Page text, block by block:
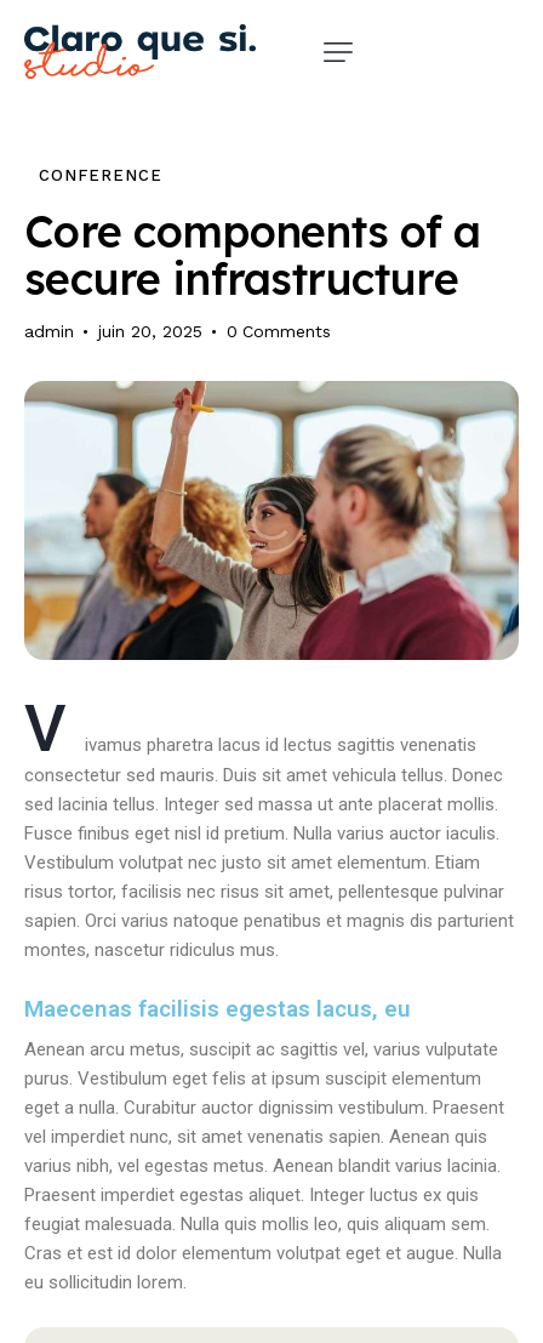
CONFERENCE
Core components of a
secure infrastructure
admin juin 20, 2025 0 Comments
V
ivamus pharetra lacus id lectus sagittis venenatis
consectetur sed mauris. Duis sit amet vehicula tellus. Donec
sed lacinia tellus. Integer sed massa ut ante placerat mollis.
Fusce finibus eget nisl id pretium. Nulla varius auctor iaculis.
Vestibulum volutpat nec justo sit amet elementum. Etiam
risus tortor, facilisis nec risus sit amet, pellentesque pulvinar
sapien. Orci varius natoque penatibus et magnis dis parturient
montes, nascetur ridiculus mus.
Maecenas facilisis egestas lacus, eu
Aenean arcu metus, suscipit ac sagittis vel, varius vulputate
purus. Vestibulum eget felis at ipsum suscipit elementum
eget a nulla. Curabitur auctor dignissim vestibulum. Praesent
vel imperdiet nunc, sit amet venenatis sapien. Aenean quis
varius nibh, vel egestas metus. Aenean blandit varius lacinia.
Praesent imperdiet egestas aliquet. Integer luctus ex quis
feugiat malesuada. Nulla quis mollis leo, quis aliquam sem.
Cras et est id dolor elementum volutpat eget et augue. Nulla
eu sollicitudin lorem.